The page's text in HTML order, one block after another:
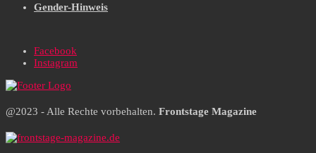
Gender-Hinweis
Facebook
Instagram
@2023 - Alle Rechte vorbehalten. Frontstage Magazine